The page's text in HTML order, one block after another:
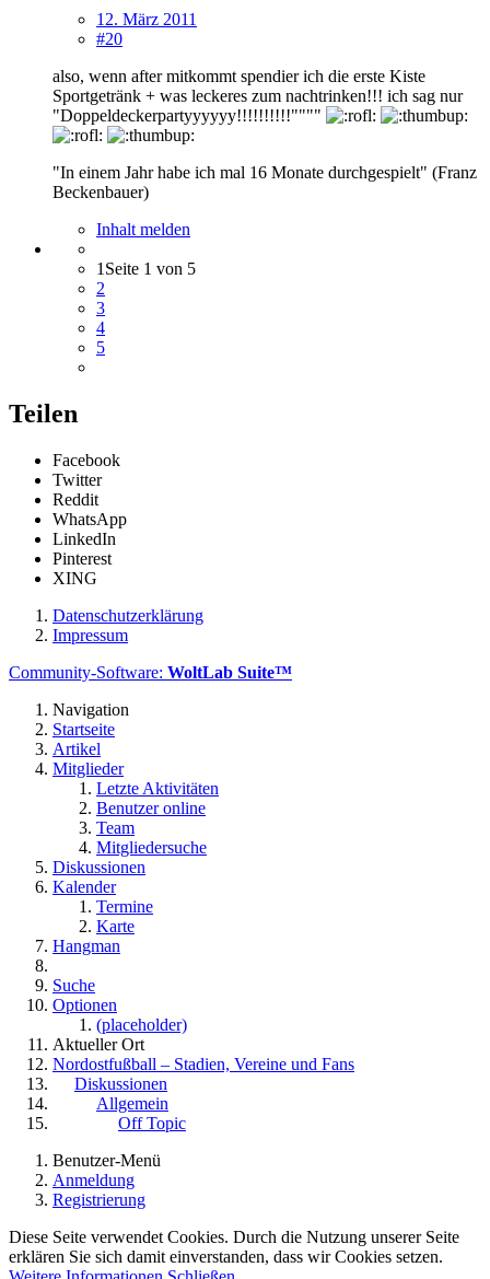
12. März 2011
#20
also, wenn after mitkommt spendier ich die erste Kiste
Sportgetränk + was leckeres zum nachtrinken!!! ich sag nur
"Doppeldeckerpartyyyyyy!!!!!!!!!!""""
"In einem Jahr habe ich mal 16 Monate durchgespielt" (Franz
Beckenbauer)
Inhalt melden
1 Seite 1 von 5
2
3
4
5
Teilen
Facebook
Twitter
Reddit
WhatsApp
LinkedIn
Pinterest
XING
Datenschutzerklärung
Impressum
Community-Software: WoltLab Suite™
Navigation
Startseite
Artikel
Mitglieder
Letzte Aktivitäten
Benutzer online
Team
Mitgliedersuche
Diskussionen
Kalender
Termine
Karte
Hangman
Suche
Optionen
(placeholder)
Aktueller Ort
Nordostfußball – Stadien, Vereine und Fans
Diskussionen
Allgemein
Off Topic
Benutzer-Menü
Anmeldung
Registrierung
Diese Seite verwendet Cookies. Durch die Nutzung unserer Seite
erklären Sie sich damit einverstanden, dass wir Cookies setzen.